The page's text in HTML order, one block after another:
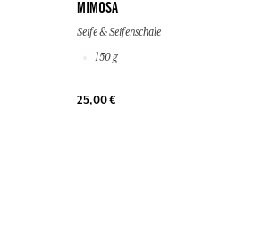
MIMOSA
Seife & Seifenschale
150 g
25,00 €